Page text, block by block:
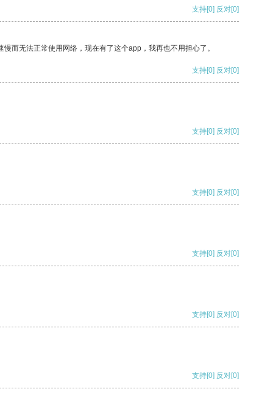
支持[0] 反对[0]
而无法正常使用网络，现在有了这个app，我再也不用担心了。
支持[0] 反对[0]
支持[0] 反对[0]
支持[0] 反对[0]
支持[0] 反对[0]
支持[0] 反对[0]
支持[0] 反对[0]